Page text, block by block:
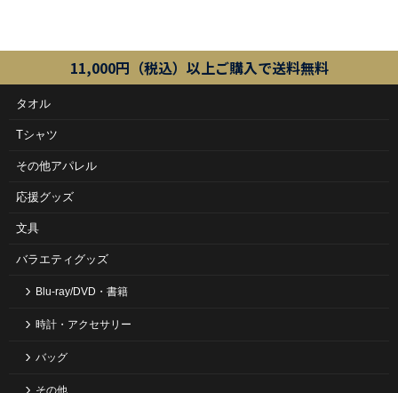
11,000円（税込）以上ご購入で送料無料
タオル
Tシャツ
その他アパレル
応援グッズ
文具
バラエティグッズ
Blu-ray/DVD・書籍
時計・アクセサリー
バッグ
その他